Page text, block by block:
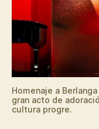
Homenaje a
gran acto de
cultura progre.